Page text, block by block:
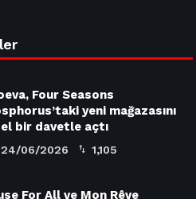
Four Seasons
yeni mağazasını
bir davetle açtı
24/06/2026 1,105
For All ve Mon Rêve